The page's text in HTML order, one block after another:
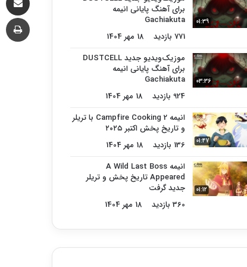
01:39
برای آهنگ پایانی انیمه
Gachiakuta
771 بازدید
18 مهر 1404
03:36
موزیک‌ویدیو جدید DUSTCELL
برای آهنگ پایانی انیمه
Gachiakuta
924 بازدید
18 مهر 1404
01:47
انیمه Campfire Cooking 2 با تریلر
و تاریخ پخش اکتبر ۲۰۲۵
136 بازدید
18 مهر 1404
01:12
انیمه A Wild Last Boss
Appeared تاریخ پخش و تریلر
جدید گرفت
360 بازدید
18 مهر 1404